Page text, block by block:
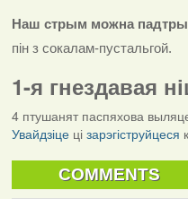
Наш стрым можна
пін з сокалам-пустальгой.
1-я гнездавая
4 птушанят паспяхова
Увайдзіцеці зарэгіструйцеся
COMMENTS